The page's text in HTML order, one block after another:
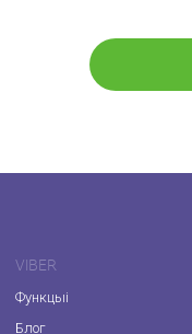
VIBER
Функцыі
Блог